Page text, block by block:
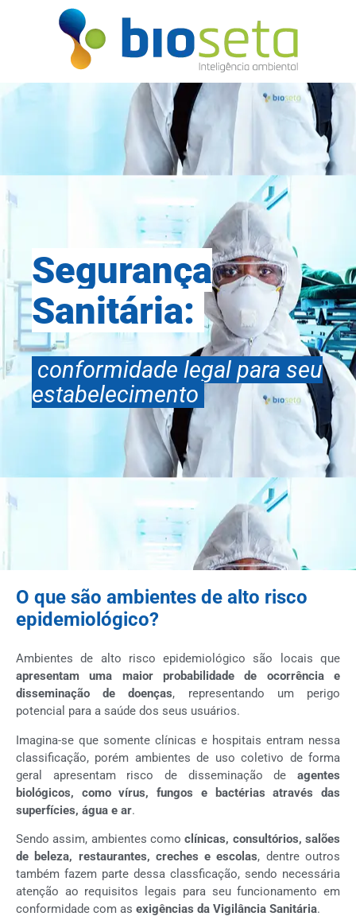
Segurança
Sanitária:
conformidade legal para seu
estabelecimento
O que são ambientes de alto risco
epidemiológico?
Ambientes de alto risco epidemiológico são locais que
apresentam uma maior probabilidade de ocorrência e
disseminação de doenças, representando um perigo
potencial para a saúde dos seus usuários.
Imagina-se que somente clínicas e hospitais entram nessa
classificação, porém ambientes de uso coletivo de forma
geral apresentam risco de disseminação de agentes
biológicos, como vírus, fungos e bactérias através das
superfícies, água e ar.
Sendo assim, ambientes comoclínicas, consultórios, salões
de beleza, restaurantes, creches e escolas, dentre outros
também fazem parte dessa classficação, sendo necessária
atenção ao requisitos legais para seu funcionamento em
conformidade com as exigências da Vigilância Sanitária.